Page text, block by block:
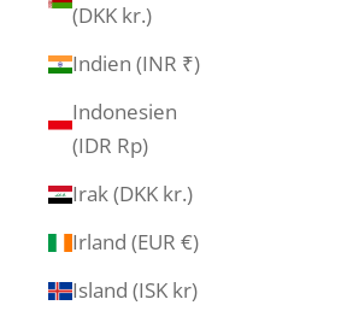
(DKK kr.)
Indien (INR ₹)
Indonesien
(IDR Rp)
Irak (DKK kr.)
Irland (EUR €)
Island (ISK kr)